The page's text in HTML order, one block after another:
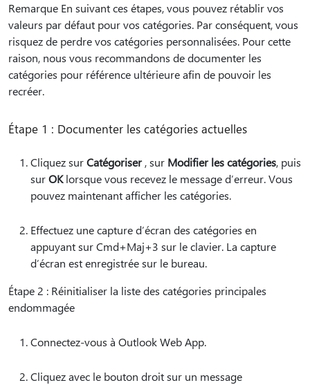
Remarque En suivant ces étapes, vous pouvez rétablir vos
valeurs par défaut pour vos catégories. Par conséquent, vous
risquez de perdre vos catégories personnalisées. Pour cette
raison, nous vous recommandons de documenter les
catégories pour référence ultérieure afin de pouvoir les
recréer.
Étape 1 : Documenter les catégories actuelles
Cliquez surCatégoriser, sur Modifier les catégories, puis
surOKlorsque vous recevez le message d’erreur. Vous
pouvez maintenant afficher les catégories.
Effectuez une capture d’écran des catégories en
appuyant sur Cmd+Maj+3 sur le clavier. La capture
d’écran est enregistrée sur le bureau.
Étape 2 : Réinitialiser la liste des catégories principales
endommagée
Connectez-vous à Outlook Web App.
Cliquez avec le bouton droit sur un message